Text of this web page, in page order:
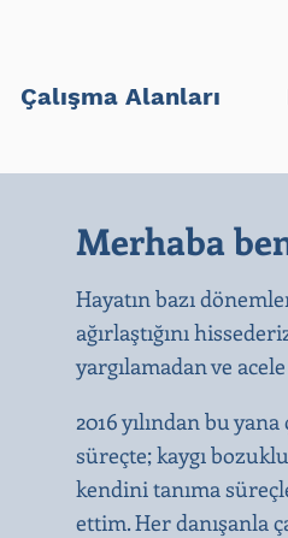
Çalışma Alanları
Merhaba
Hayatın bazı
ağırlaştığını
yargılamadan ve
2016 yılından bu
süreçte; kaygı
kendini tanıma
ettim. Her danışanla